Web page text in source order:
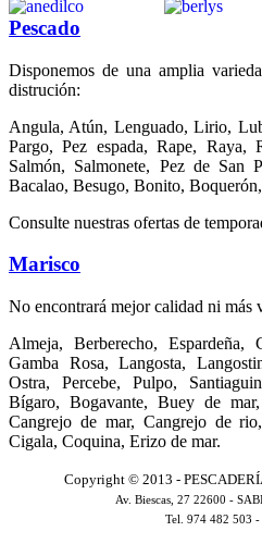
Pescado
Disponemos de una amplia
distrución:
Angula, Atún, Lenguado, Lirio,
Pargo, Pez espada, Rape, Raya,
Salmón, Salmonete, Pez de San
Bacalao, Besugo, Bonito,
Consulte nuestras ofertas de
Marisco
No encontrará mejor calidad ni más
Almeja, Berberecho, Espardeña,
Gamba Rosa, Langosta,
Ostra, Percebe, Pulpo,
Bígaro, Bogavante, Buey de
Cangrejo de mar, Cangrejo de
Cigala, Coquina, Erizo de mar.
Copyright © 2013 -
Av. Biescas, 27 22600 -
Tel. 974 482 503 -